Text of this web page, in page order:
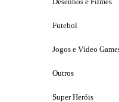
Futebol
Jogos e Vídeo
Outros
Super Heróis